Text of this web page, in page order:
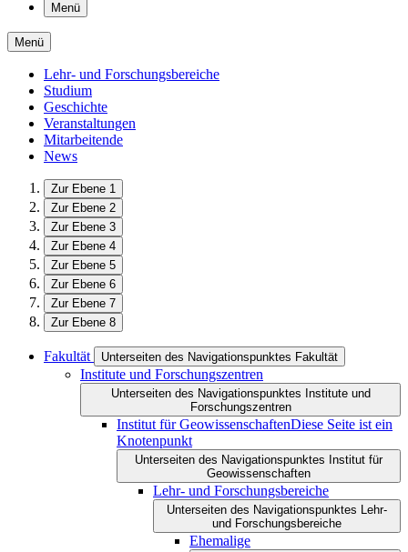
Menü
Menü
Lehr- und Forschungsbereiche
Studium
Geschichte
Veranstaltungen
Mitarbeitende
News
Zur Ebene 1
Zur Ebene 2
Zur Ebene 3
Zur Ebene 4
Zur Ebene 5
Zur Ebene 6
Zur Ebene 7
Zur Ebene 8
Fakultät Unterseiten des Navigationspunktes Fakultät
Institute und Forschungszentren
Unterseiten des Navigationspunktes Institute und
Forschungszentren
Institut für GeowissenschaftenDiese Seite ist ein
Knotenpunkt
Unterseiten des Navigationspunktes Institut für
Geowissenschaften
Lehr- und Forschungsbereiche
Unterseiten des Navigationspunktes Lehr-
und Forschungsbereiche
Ehemalige